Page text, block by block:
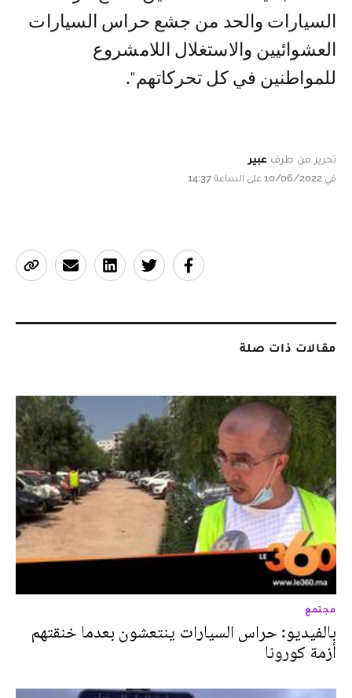
السيارات والحد من جشع حراس السيارات
العشوائيين والاستغلال اللامشروع
للمواطنين في كل تحركاتهم".
تحرير من طرف عبير
في 10/06/2022 على الساعة 14:37
مقالات ذات صلة
مجتمع
بالفيديو: حراس السيارات ينتعشون بعدما خنقتهم
أزمة كورونا